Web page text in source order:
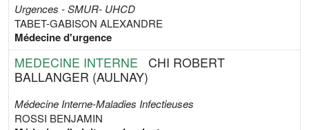
Urgences - SMUR- UHCD
TABET-GABISON ALEXANDRE
Médecine d'urgence
MEDECINE INTERNE
CHI ROBERT
BALLANGER (AULNAY)
Médecine Interne-Maladies Infectieuses
ROSSI BENJAMIN